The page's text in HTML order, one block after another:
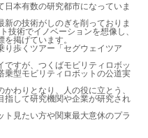
本有数の研究都市になっていま
の技術がしのぎを削っておりま
技術でイノベーションを想像し、
掲げています。
り歩くツアー「セグウェイツア
すが、つくばモビリティロボッ
乗型モビリティロボットの公道実
わりとなり、人の役に立とう、
指して研究機関や企業が研究され
見たい方や関東最大意休のプラ